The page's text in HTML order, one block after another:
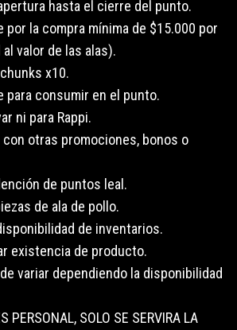
hasta el cierre del punto.
por la compra mínima de $15.000 por
valor de las alas).
x10.
para consumir en el punto.
ni para Rappi.
otras promociones, bonos o
de puntos leal.
de ala de pollo.
de inventarios.
existencia de producto.
variar dependiendo la disponibilidad
PERSONAL, SOLO SE SERVIRA LA